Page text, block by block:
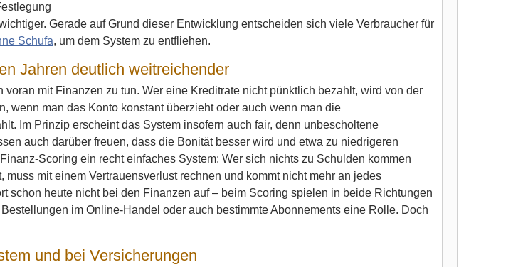
Gerade auf Grund dieser Entwicklung entscheiden sich viele Verbraucher für
Schufa, um dem System zu entfliehen.
Jahren deutlich weitreichender
mit Finanzen zu tun. Wer eine Kreditrate nicht pünktlich bezahlt, wird von der
wenn man das Konto konstant überzieht oder auch wenn man die
Im Prinzip erscheint das System insofern auch fair, denn unbescholtene
auch darüber freuen, dass die Bonität besser wird und etwa zu niedrigeren
Scoring ein recht einfaches System: Wer sich nichts zu Schulden kommen
muss mit einem Vertrauensverlust rechnen und kommt nicht mehr an jedes
schon heute nicht bei den Finanzen auf – beim Scoring spielen in beide Richtungen
im Online-Handel oder auch bestimmte Abonnements eine Rolle. Doch
und bei Versicherungen